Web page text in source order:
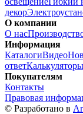
декор
О компании
О нас
Информация
КаталогиВидео
ответКалькуляторы
Покупателям
Контакты
Правовая
© Разработано в